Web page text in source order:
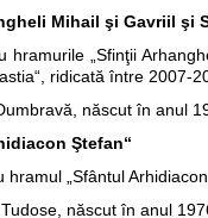
Mihail şi Gavriil şi
hramurile „Sfinţii
ridicată între 2007-
născut în anul
Ştefan“
hramul „Sfântul
născut în anul